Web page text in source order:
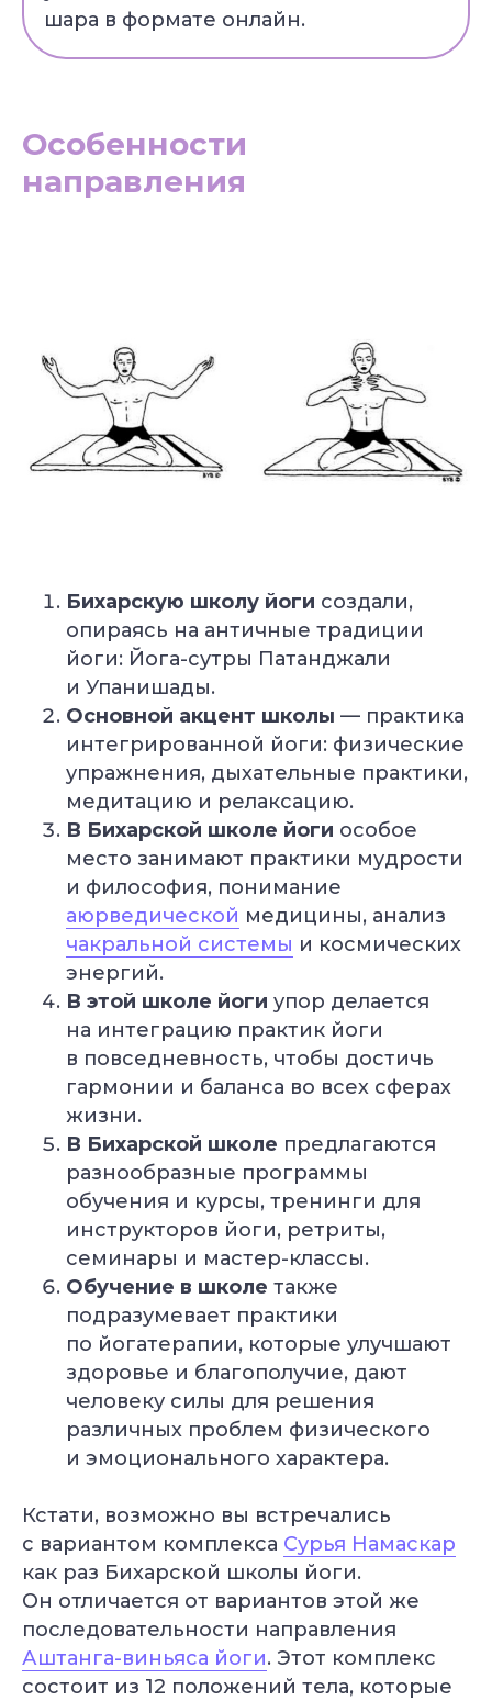
шара в формате онлайн.
Особенности
направления
Бихарскую школу йоги создали,
опираясь на античные традиции
йоги: Йога-сутры Патанджали
и Упанишады.
Основной акцент школы — практика
интегрированной йоги: физические
упражнения, дыхательные практики,
медитацию и релаксацию.
В Бихарской школе йоги особое
место занимают практики мудрости
и философия, понимание
аюрведической медицины, анализ
чакральной системы и космических
энергий.
В этой школе йоги упор делается
на интеграцию практик йоги
в повседневность, чтобы достичь
гармонии и баланса во всех сферах
жизни.
В Бихарской школе предлагаются
разнообразные программы
обучения и курсы, тренинги для
инструкторов йоги, ретриты,
семинары и мастер-классы.
Обучение в школе также
подразумевает практики
по йогатерапии, которые улучшают
здоровье и благополучие, дают
человеку силы для решения
различных проблем физического
и эмоционального характера.
Кстати, возможно вы встречались
с вариантом комплекса Сурья Намаскар
как раз Бихарской школы йоги.
Он отличается от вариантов этой же
последовательности направления
Аштанга-виньяса йоги. Этот комплекс
состоит из 12 положений тела, которые